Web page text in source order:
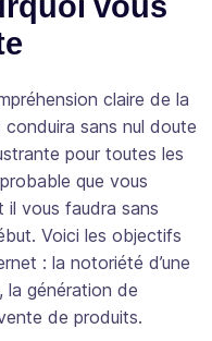
claire de la
sans nul doute
pour toutes les
que vous
vous faudra sans
Voici les objectifs
: la notoriété d’une
la génération de
de produits.